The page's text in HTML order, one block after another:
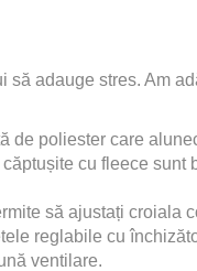
adauge stres. Am
de poliester care
cu fleece sunt
să ajustați croiala
reglabile cu
ventilare.